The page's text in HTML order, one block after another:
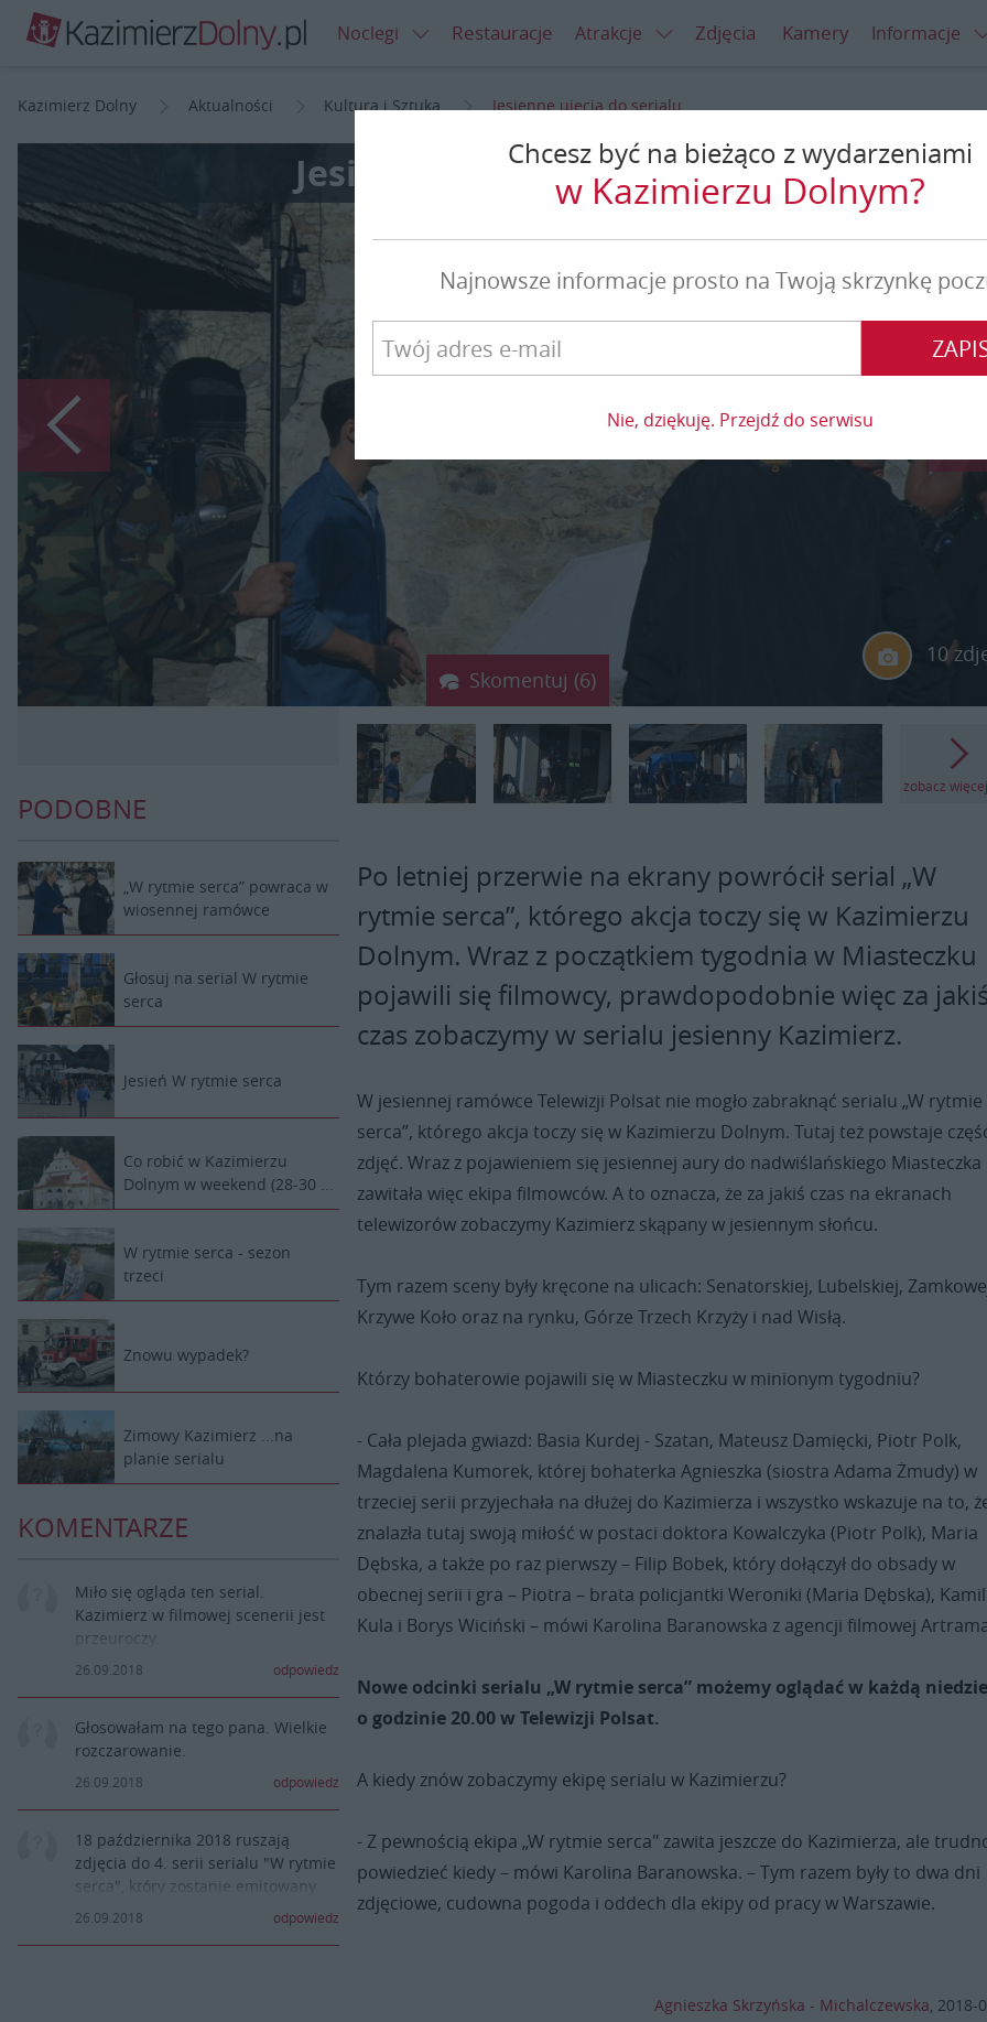
Noclegi Restauracje Atrakcje Zdjęcia Kamery Informacje
Kazimierz Dolny Aktualności Kultura i Sztuka Jesienne ujęcia do serialu
Jesienne ujęcia do serialu
10
Poprzedni
Skomentuj (6)
PODOBNE
„W rytmie serca” powraca w
wiosennej ramówce
Głosuj na serial W rytmie
serca
Jesień W rytmie serca
Co robić w Kazimierzu
Dolnym w weekend (28-30 ...
W rytmie serca - sezon
trzeci
Znowu wypadek?
Zimowy Kazimierz ...na
planie serialu
KOMENTARZE
Miło się ogląda ten serial.
Kazimierz w filmowej scenerii jest
przeuroczy.
26.09.2018 odpowiedz
Głosowałam na tego pana. Wielkie
rozczarowanie.
26.09.2018 odpowiedz
18 października 2018 ruszają
zdjęcia do 4. serii serialu "W rytmie
serca", który zostanie emitowany
wiosną 2019, chyba że zmieni dzień
i porę emisji. Będzie emitowany np.
26.09.2018 odpowiedz
zobacz więcej
Po letniej przerwie na ekrany powrócił serial „W
rytmie serca”, którego akcja toczy się w Kazimierzu
Dolnym. Wraz z początkiem tygodnia w Miasteczku
pojawili się filmowcy, prawdopodobnie więc za jakiś
czas zobaczymy w serialu jesienny Kazimierz.
W jesiennej ramówce Telewizji Polsat nie mogło zabraknąć serialu „W rytmie
serca”, którego akcja toczy się w Kazimierzu Dolnym. Tutaj też powstaje
zdjęć. Wraz z pojawieniem się jesiennej aury do nadwiślańskiego Miasteczka
zawitała więc ekipa filmowców. A to oznacza, że za jakiś czas na ekranach
telewizorów zobaczymy Kazimierz skąpany w jesiennym słońcu.
Tym razem sceny były kręcone na ulicach: Senatorskiej, Lubelskiej,
Krzywe Koło oraz na rynku, Górze Trzech Krzyży i nad Wisłą.
Którzy bohaterowie pojawili się w Miasteczku w minionym tygodniu?
- Cała plejada gwiazd: Basia Kurdej - Szatan, Mateusz Damięcki, Piotr Polk,
Magdalena Kumorek, której bohaterka Agnieszka (siostra Adama Żmudy) w
trzeciej serii przyjechała na dłużej do Kazimierza i wszystko wskazuje na to,
znalazła tutaj swoją miłość w postaci doktora Kowalczyka (Piotr Polk), Maria
Dębska, a także po raz pierwszy – Filip Bobek, który dołączył do obsady w
obecnej serii i gra – Piotra – brata policjantki Weroniki (Maria Dębska), Kamil
Kula i Borys Wiciński – mówi Karolina Baranowska z agencji filmowej
Nowe odcinki serialu „W rytmie serca” możemy oglądać w każdą
o godzinie 20.00 w Telewizji Polsat.
A kiedy znów zobaczymy ekipę serialu w Kazimierzu?
- Z pewnością ekipa „W rytmie serca" zawita jeszcze do Kazimierza, ale
powiedzieć kiedy – mówi Karolina Baranowska. – Tym razem były to dwa dni
zdjęciowe, cudowna pogoda i oddech dla ekipy od pracy w Warszawie.
Agnieszka Skrzyńska - Michalczewska 2018-
Chcesz być na bieżąco z wydarzeniami
w Kazimierzu Dolnym?
Najnowsze informacje prosto na Twoją skrzynkę
Nie, dziękuję. Przejdź do serwisu